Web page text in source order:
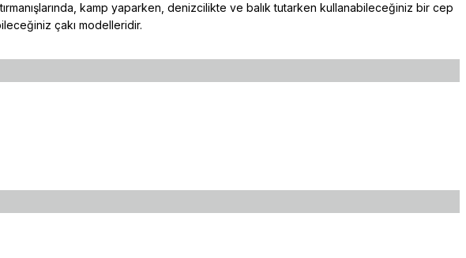
kamp yaparken, denizcilikte ve balık tutarken kullanabileceğiniz bir cep
çakı modelleridir.